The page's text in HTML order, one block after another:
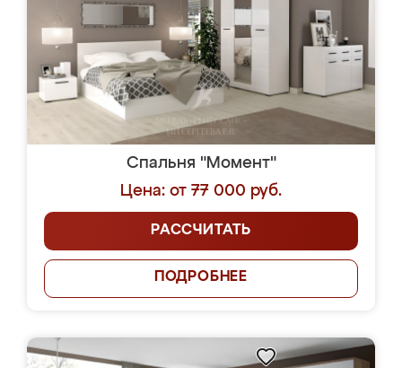
Спальня "Момент"
Цена: от 77 000 руб.
РАССЧИТАТЬ
ПОДРОБНЕЕ